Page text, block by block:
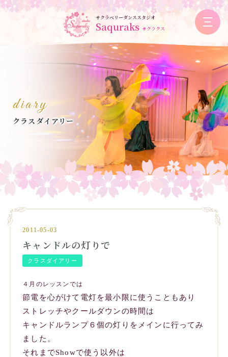
サクラベリーダンススタジオ
Saquraks サクラクス
diary
クラスダイアリー
2011-05-03
キャンドルの灯りで
クラスダイアリー
４月のレッスンでは
節電を心がけて電灯を最小限に使うこともあり
ストレッチやクールダウンの時間は
キャンドルランプ６個の灯りをメインに行ってみ
ました。
それまでShowで使う以外は